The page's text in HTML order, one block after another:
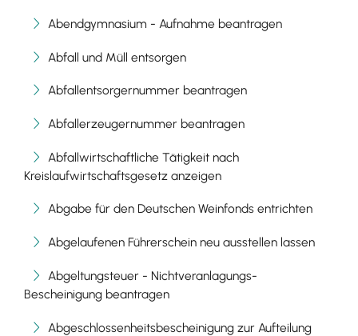
Abendgymnasium - Aufnahme beantragen
Abfall und Müll entsorgen
Abfallentsorgernummer beantragen
Abfallerzeugernummer beantragen
Abfallwirtschaftliche Tätigkeit nach
Kreislaufwirtschaftsgesetz anzeigen
Abgabe für den Deutschen Weinfonds entrichten
Abgelaufenen Führerschein neu ausstellen lassen
Abgeltungsteuer - Nichtveranlagungs-
Bescheinigung beantragen
Abgeschlossenheitsbescheinigung zur Aufteilung